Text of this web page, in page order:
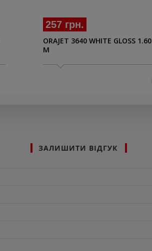
257 грн.
ORAJET 3640 WHITE GLOSS 1.60
M
ЗАЛИШИТИ ВІДГУК